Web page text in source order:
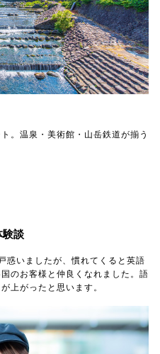
。温泉・美術館・山岳鉄道が揃う
験談
惑いましたが、慣れてくると英語
のお客様と仲良くなれました。語
上がったと思います。